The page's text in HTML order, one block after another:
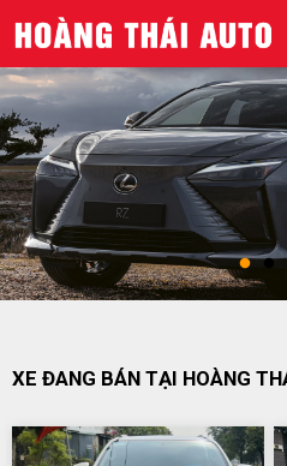
XE ĐANG BÁN TẠI HOÀNG